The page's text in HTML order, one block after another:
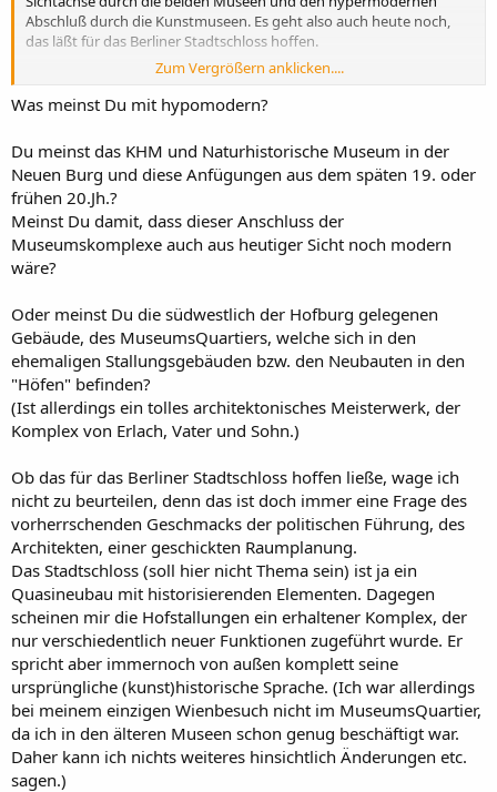
Abschluß durch die Kunstmuseen. Es geht also auch heute noch,
das läßt für das Berliner Stadtschloss hoffen.
Zum Vergrößern anklicken....
Was meinst Du mit hypomodern?
Du meinst das KHM und Naturhistorische Museum in der
Neuen Burg und diese Anfügungen aus dem späten 19. oder
frühen 20.Jh.?
Meinst Du damit, dass dieser Anschluss der
Museumskomplexe auch aus heutiger Sicht noch modern
wäre?
Oder meinst Du die südwestlich der Hofburg gelegenen
Gebäude, des MuseumsQuartiers, welche sich in den
ehemaligen Stallungsgebäuden bzw. den Neubauten in den
"Höfen" befinden?
(Ist allerdings ein tolles architektonisches Meisterwerk, der
Komplex von Erlach, Vater und Sohn.)
Ob das für das Berliner Stadtschloss hoffen ließe, wage ich
nicht zu beurteilen, denn das ist doch immer eine Frage des
vorherrschenden Geschmacks der politischen Führung, des
Architekten, einer geschickten Raumplanung.
Das Stadtschloss (soll hier nicht Thema sein) ist ja ein
Quasineubau mit historisierenden Elementen. Dagegen
scheinen mir die Hofstallungen ein erhaltener Komplex, der
nur verschiedentlich neuer Funktionen zugeführt wurde. Er
spricht aber immernoch von außen komplett seine
ursprüngliche (kunst)historische Sprache. (Ich war allerdings
bei meinem einzigen Wienbesuch nicht im MuseumsQuartier,
da ich in den älteren Museen schon genug beschäftigt war.
Daher kann ich nichts weiteres hinsichtlich Änderungen etc.
sagen.)